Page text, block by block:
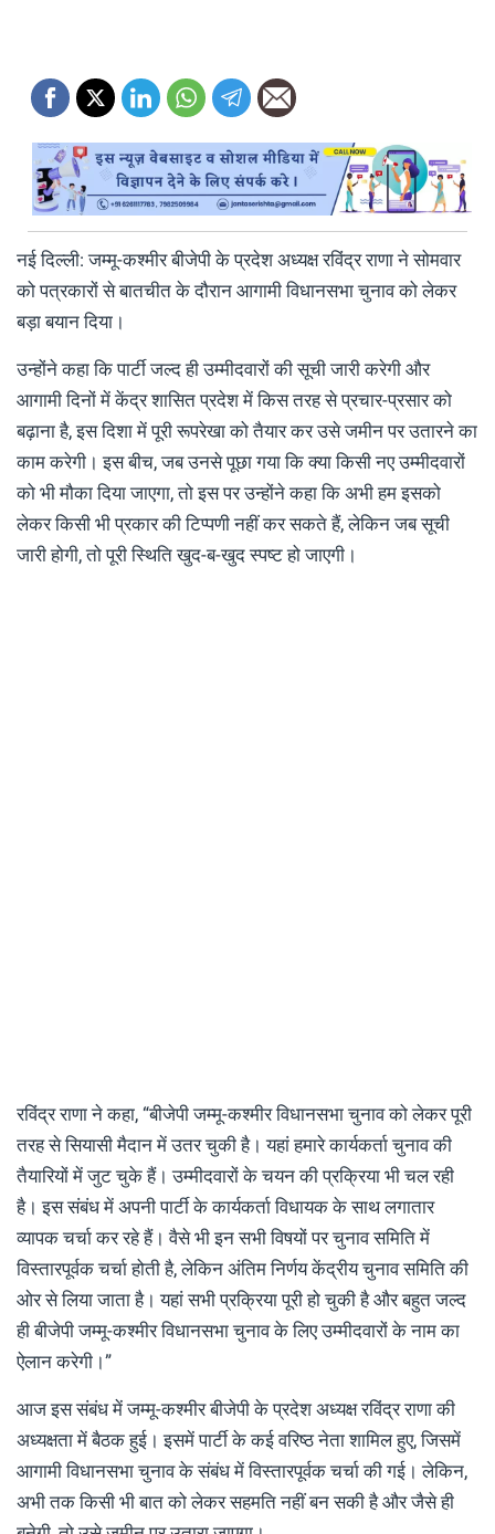
नई दिल्ली: जम्मू-कश्मीर बीजेपी के प्रदेश अध्यक्ष रविंद्र राणा ने सोमवार
को पत्रकारों से बातचीत के दौरान आगामी विधानसभा चुनाव को लेकर
बड़ा बयान दिया।
उन्होंने कहा कि पार्टी जल्द ही उम्मीदवारों की सूची जारी करेगी और
आगामी दिनों में केंद्र शासित प्रदेश में किस तरह से प्रचार-प्रसार को
बढ़ाना है, इस दिशा में पूरी रूपरेखा को तैयार कर उसे जमीन पर उतारने का
काम करेगी। इस बीच, जब उनसे पूछा गया कि क्या किसी नए उम्मीदवारों
को भी मौका दिया जाएगा, तो इस पर उन्होंने कहा कि अभी हम इसको
लेकर किसी भी प्रकार की टिप्पणी नहीं कर सकते हैं, लेकिन जब सूची
जारी होगी, तो पूरी स्थिति खुद-ब-खुद स्पष्ट हो जाएगी।
रविंद्र राणा ने कहा, “बीजेपी जम्मू-कश्मीर विधानसभा चुनाव को लेकर पूरी
तरह से सियासी मैदान में उतर चुकी है। यहां हमारे कार्यकर्ता चुनाव की
तैयारियों में जुट चुके हैं। उम्मीदवारों के चयन की प्रक्रिया भी चल रही
है। इस संबंध में अपनी पार्टी के कार्यकर्ता विधायक के साथ लगातार
व्यापक चर्चा कर रहे हैं। वैसे भी इन सभी विषयों पर चुनाव समिति में
विस्तारपूर्वक चर्चा होती है, लेकिन अंतिम निर्णय केंद्रीय चुनाव समिति की
ओर से लिया जाता है। यहां सभी प्रक्रिया पूरी हो चुकी है और बहुत जल्द
ही बीजेपी जम्मू-कश्मीर विधानसभा चुनाव के लिए उम्मीदवारों के नाम का
ऐलान करेगी।”
आज इस संबंध में जम्मू-कश्मीर बीजेपी के प्रदेश अध्यक्ष रविंद्र राणा की
अध्यक्षता में बैठक हुई। इसमें पार्टी के कई वरिष्ठ नेता शामिल हुए, जिसमें
आगामी विधानसभा चुनाव के संबंध में विस्तारपूर्वक चर्चा की गई। लेकिन,
अभी तक किसी भी बात को लेकर सहमति नहीं बन सकी है और जैसे ही